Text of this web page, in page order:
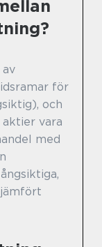
för
och
vara
med